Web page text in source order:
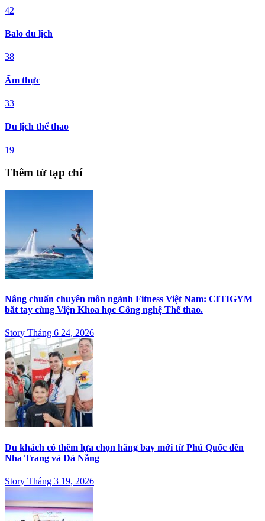
42
Balo du lịch
38
Ẩm thực
33
Du lịch thể thao
19
Thêm từ tạp chí
Nâng chuẩn chuyên môn ngành Fitness Việt Nam: CITIGYM
bắt tay cùng Viện Khoa học Công nghệ Thể thao.
Story Tháng 6 24, 2026
Du khách có thêm lựa chọn hãng bay mới từ Phú Quốc đến
Nha Trang và Đà Nẵng
Story Tháng 3 19, 2026